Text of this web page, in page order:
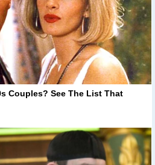
Couples? See The List That